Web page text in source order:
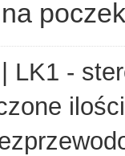
| LK1 -